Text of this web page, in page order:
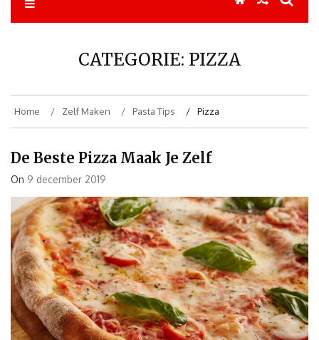
CATEGORIE: PIZZA
Home Zelf Maken Pasta Tips Pizza
De Beste Pizza Maak Je Zelf
On 9 december 2019